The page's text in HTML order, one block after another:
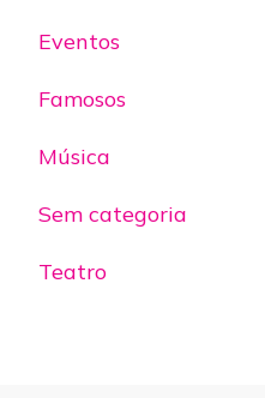
Eventos
Famosos
Música
Sem categoria
Teatro